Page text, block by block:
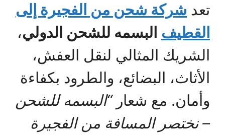
تعد شركة شحن من الفجيرة إلى
القطيف البسمه للشحن الدولي،
الشريك المثالي لنقل العفش،
الأثاث، البضائع، والطرود بكفاءة
وأمان. مع شعار“البسمه للشحن
– نختصر المسافة من الفجيرة